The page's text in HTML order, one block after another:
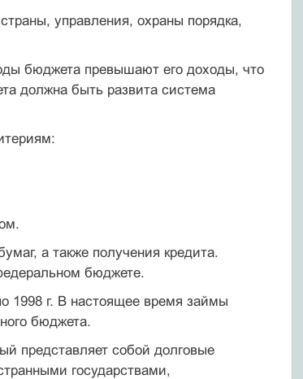
управления, охраны порядка,
бюджета превышают его доходы, что
должна быть развита система
а также получения кредита.
бюджете.
1998 г. В настоящее время займы
бюд­жета.
представляет собой долговые
государствами,